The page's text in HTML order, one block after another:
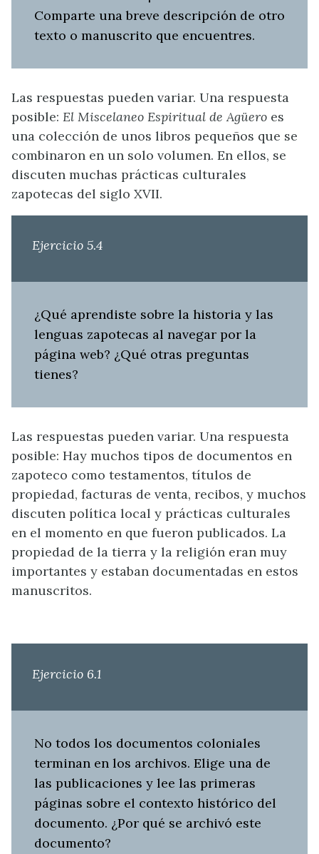
Comparte una breve descripción de otro
texto o manuscrito que encuentres.
Las respuestas pueden variar. Una respuesta
posible: El Miscelaneo Espiritual de Agüero es
una colección de unos libros pequeños que se
combinaron en un solo volumen. En ellos, se
discuten muchas prácticas culturales
zapotecas del siglo XVII.
Ejercicio 5.4
¿Qué aprendiste sobre la historia y las
lenguas zapotecas al navegar por la
página web? ¿Qué otras preguntas
tienes?
Las respuestas pueden variar. Una respuesta
posible: Hay muchos tipos de documentos en
zapoteco como testamentos, títulos de
propiedad, facturas de venta, recibos, y muchos
discuten política local y prácticas culturales
en el momento en que fueron publicados. La
propiedad de la tierra y la religión eran muy
importantes y estaban documentadas en estos
manuscritos.
Ejercicio 6.1
No todos los documentos coloniales
terminan en los archivos. Elige una de
las publicaciones y lee las primeras
páginas sobre el contexto histórico del
documento. ¿Por qué se archivó este
documento?